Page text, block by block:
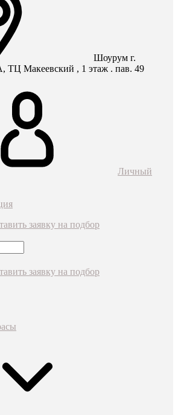
Шоурум г.
ТЦ Макеевский , 1 этаж . пав. 49
Личный
заявку на подбор
заявку на подбор